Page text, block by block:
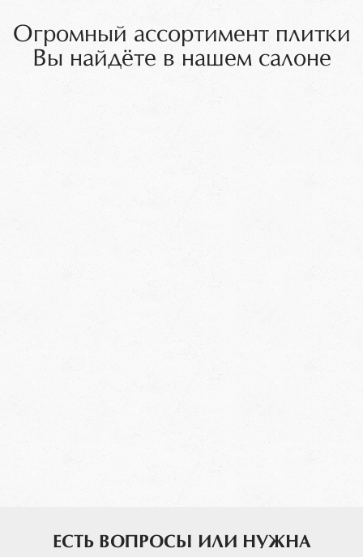
Огромный ассортимент плитки
Вы найдёте в нашем салоне
ЕСТЬ ВОПРОСЫ ИЛИ НУЖНА